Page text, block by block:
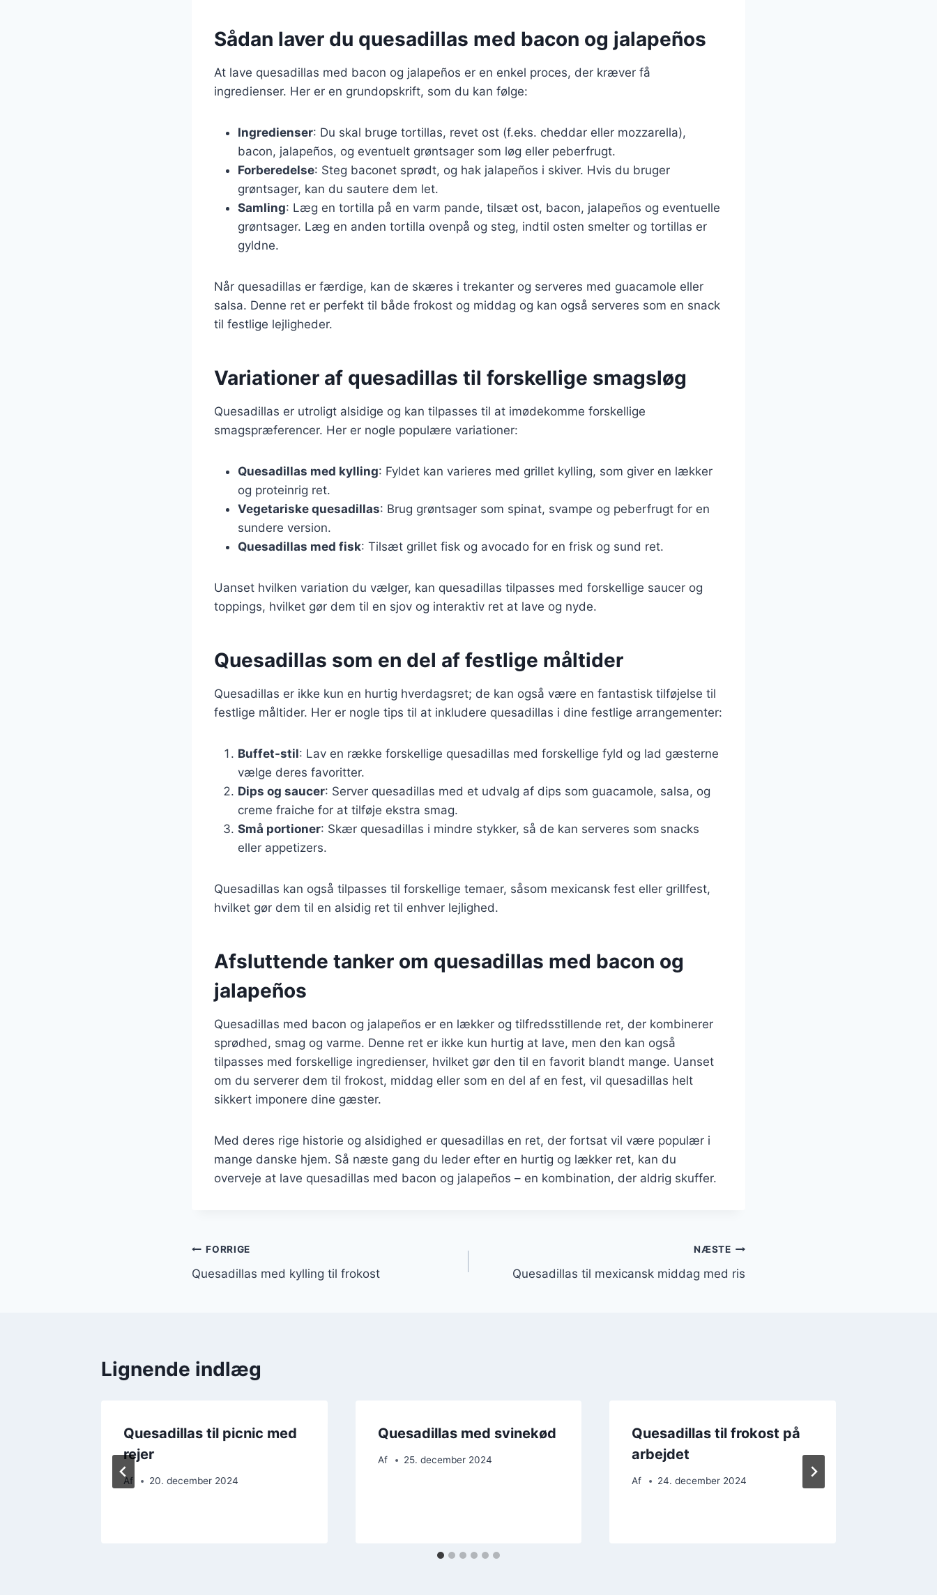
Sådan laver du quesadillas med bacon og jalapeños
At lave quesadillas med bacon og jalapeños er en enkel proces, der kræver få
ingredienser. Her er en grundopskrift, som du kan følge:
Ingredienser: Du skal bruge tortillas, revet ost (f.eks. cheddar eller mozzarella),
bacon, jalapeños, og eventuelt grøntsager som løg eller peberfrugt.
Forberedelse: Steg baconet sprødt, og hak jalapeños i skiver. Hvis du bruger
grøntsager, kan du sautere dem let.
Samling: Læg en tortilla på en varm pande, tilsæt ost, bacon, jalapeños og eventuelle
grøntsager. Læg en anden tortilla ovenpå og steg, indtil osten smelter og tortillas er
gyldne.
Når quesadillas er færdige, kan de skæres i trekanter og serveres med guacamole eller
salsa. Denne ret er perfekt til både frokost og middag og kan også serveres som en snack
til festlige lejligheder.
Variationer af quesadillas til forskellige smagsløg
Quesadillas er utroligt alsidige og kan tilpasses til at imødekomme forskellige
smagspræferencer. Her er nogle populære variationer:
Quesadillas med kylling: Fyldet kan varieres med grillet kylling, som giver en lækker
og proteinrig ret.
Vegetariske quesadillas: Brug grøntsager som spinat, svampe og peberfrugt for en
sundere version.
Quesadillas med fisk: Tilsæt grillet fisk og avocado for en frisk og sund ret.
Uanset hvilken variation du vælger, kan quesadillas tilpasses med forskellige saucer og
toppings, hvilket gør dem til en sjov og interaktiv ret at lave og nyde.
Quesadillas som en del af festlige måltider
Quesadillas er ikke kun en hurtig hverdagsret; de kan også være en fantastisk tilføjelse til
festlige måltider. Her er nogle tips til at inkludere quesadillas i dine festlige arrangementer:
Buffet-stil: Lav en række forskellige quesadillas med forskellige fyld og lad gæsterne
vælge deres favoritter.
Dips og saucer: Server quesadillas med et udvalg af dips som guacamole, salsa, og
creme fraiche for at tilføje ekstra smag.
Små portioner: Skær quesadillas i mindre stykker, så de kan serveres som snacks
eller appetizers.
Quesadillas kan også tilpasses til forskellige temaer, såsom mexicansk fest eller grillfest,
hvilket gør dem til en alsidig ret til enhver lejlighed.
Afsluttende tanker om quesadillas med bacon og
jalapeños
Quesadillas med bacon og jalapeños er en lækker og tilfredsstillende ret, der kombinerer
sprødhed, smag og varme. Denne ret er ikke kun hurtig at lave, men den kan også
tilpasses med forskellige ingredienser, hvilket gør den til en favorit blandt mange. Uanset
om du serverer dem til frokost, middag eller som en del af en fest, vil quesadillas helt
sikkert imponere dine gæster.
Med deres rige historie og alsidighed er quesadillas en ret, der fortsat vil være populær i
mange danske hjem. Så næste gang du leder efter en hurtig og lækker ret, kan du
overveje at lave quesadillas med bacon og jalapeños – en kombination, der aldrig skuffer.
Indlægsnavigation
FORRIGE
Quesadillas med kylling til frokost
NÆSTE
Quesadillas til mexicansk middag med ris
Lignende indlæg
Quesadillas til picnic med
rejer
Af 20. december 2024
Quesadillas med svinekød
Af 25. december 2024
Quesadillas til frokost på
arbejdet
Af 24. december 2024